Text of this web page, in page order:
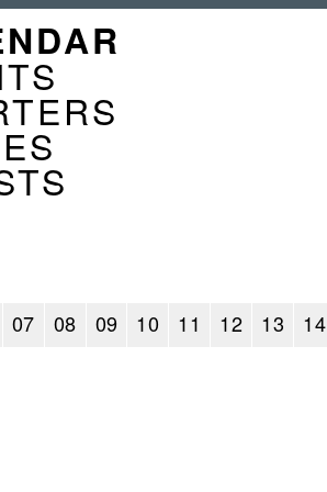
07 08 09 10 11 12 13 14